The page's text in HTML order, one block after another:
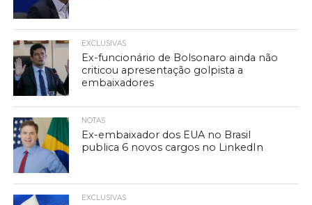
EXCLUSIVAS
Ex-funcionário de Bolsonaro ainda não
criticou apresentação golpista a
embaixadores
NOTAS
Ex-embaixador dos EUA no Brasil
publica 6 novos cargos no LinkedIn
EXCLUSIVAS